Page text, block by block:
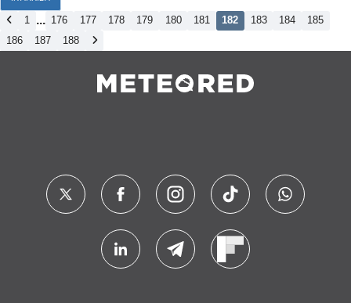
1 ... 176 177 178 179 180 181 182 183 184
185
186
187 188